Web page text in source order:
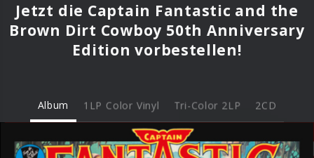
Jetzt die Captain Fantastic and the
Brown Dirt Cowboy 50th Anniversary
Edition vorbestellen!
Album 1LP Color Vinyl Tri-Color 2LP 2CD